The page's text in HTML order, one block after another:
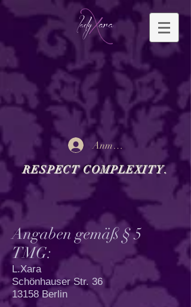
Anmelden
RESPECT COMPLEXITY.
Angaben gemäß § 5
TMG:
L.Xara
Schönhauser Str. 36
13158 Berlin